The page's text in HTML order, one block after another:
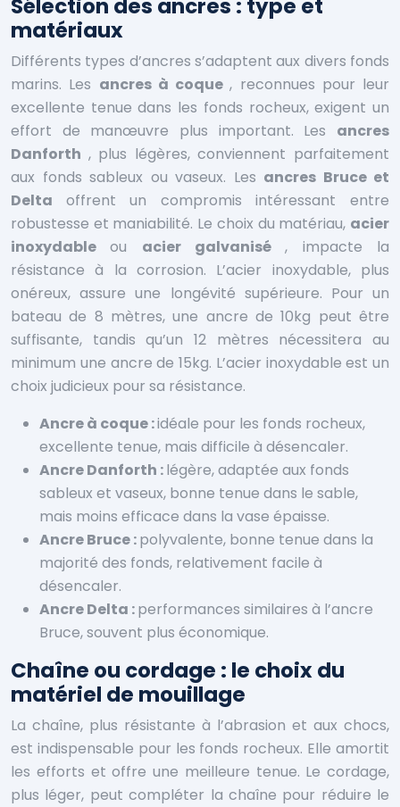
Sélection des ancres : type et
matériaux
Différents types d’ancres s’adaptent aux divers fonds
marins. Les ancres à coque, reconnues pour leur
excellente tenue dans les fonds rocheux, exigent un
effort de manœuvre plus important. Les ancres
Danforth , plus légères, conviennent parfaitement
aux fonds sableux ou vaseux. Les ancres Bruce et
Delta offrent un compromis intéressant entre
robustesse et maniabilité. Le choix du matériau, acier
inoxydableou acier galvanisé, impacte la
résistance à la corrosion. L’acier inoxydable, plus
onéreux, assure une longévité supérieure. Pour un
bateau de 8 mètres, une ancre de 10kg peut être
suffisante, tandis qu’un 12 mètres nécessitera au
minimum une ancre de 15kg. L’acier inoxydable est un
choix judicieux pour sa résistance.
Ancre à coque :idéale pour les fonds rocheux,
excellente tenue, mais difficile à désencaler.
Ancre Danforth :légère, adaptée aux fonds
sableux et vaseux, bonne tenue dans le sable,
mais moins efficace dans la vase épaisse.
Ancre Bruce :polyvalente, bonne tenue dans la
majorité des fonds, relativement facile à
désencaler.
Ancre Delta :performances similaires à l’ancre
Bruce, souvent plus économique.
Chaîne ou cordage : le choix du
matériel de mouillage
La chaîne, plus résistante à l’abrasion et aux chocs,
est indispensable pour les fonds rocheux. Elle amortit
les efforts et offre une meilleure tenue. Le cordage,
plus léger, peut compléter la chaîne pour réduire le